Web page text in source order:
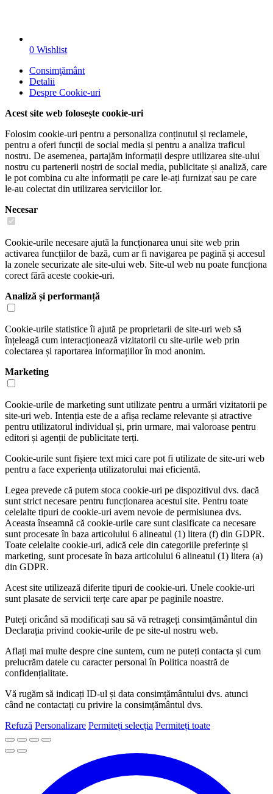
0 Wishlist
Consimţământ
Detalii
Despre Cookie-uri
Acest site web folosește cookie-uri
Folosim cookie-uri pentru a personaliza conținutul și reclamele,
pentru a oferi funcții de social media și pentru a analiza traficul
nostru. De asemenea, partajăm informații despre utilizarea site-ului
nostru cu partenerii noștri de social media, publicitate și analiză, care
le pot combina cu alte informații pe care le-ați furnizat sau pe care
le-au colectat din utilizarea serviciilor lor.
Necesar
Cookie-urile necesare ajută la funcționarea unui site web prin
activarea funcțiilor de bază, cum ar fi navigarea pe pagină și accesul
la zonele securizate ale site-ului web. Site-ul web nu poate funcționa
corect fără aceste cookie-uri.
Analiză și performanță
Cookie-urile statistice îi ajută pe proprietarii de site-uri web să
înțeleagă cum interacționează vizitatorii cu site-urile web prin
colectarea și raportarea informațiilor în mod anonim.
Marketing
Cookie-urile de marketing sunt utilizate pentru a urmări vizitatorii pe
site-uri web. Intenția este de a afișa reclame relevante și atractive
pentru utilizatorul individual și, prin urmare, mai valoroase pentru
editori și agenții de publicitate terți.
Cookie-urile sunt fișiere text mici care pot fi utilizate de site-uri web
pentru a face experiența utilizatorului mai eficientă.
Legea prevede că putem stoca cookie-uri pe dispozitivul dvs. dacă
sunt strict necesare pentru funcționarea acestui site. Pentru toate
celelalte tipuri de cookie-uri avem nevoie de permisiunea dvs.
Aceasta înseamnă că cookie-urile care sunt clasificate ca necesare
sunt procesate în baza articolului 6 alineatul (1) litera (f) din GDPR.
Toate celelalte cookie-uri, adică cele din categoriile preferințe și
marketing, sunt procesate în baza articolului 6 alineatul (1) litera (a)
din GDPR.
Acest site utilizează diferite tipuri de cookie-uri. Unele cookie-uri
sunt plasate de servicii terțe care apar pe paginile noastre.
Puteți oricând să modificați sau să vă retrageți consimțământul din
Declarația privind cookie-urile de pe site-ul nostru web.
Aflați mai multe despre cine suntem, cum ne puteți contacta și cum
prelucrăm datele cu caracter personal în Politica noastră de
confidențialitate.
Vă rugăm să indicați ID-ul și data consimțământului dvs. atunci
când ne contactați cu privire la consimțământul dvs.
Refuză Personalizare Permiteți selecția Permiteți toate